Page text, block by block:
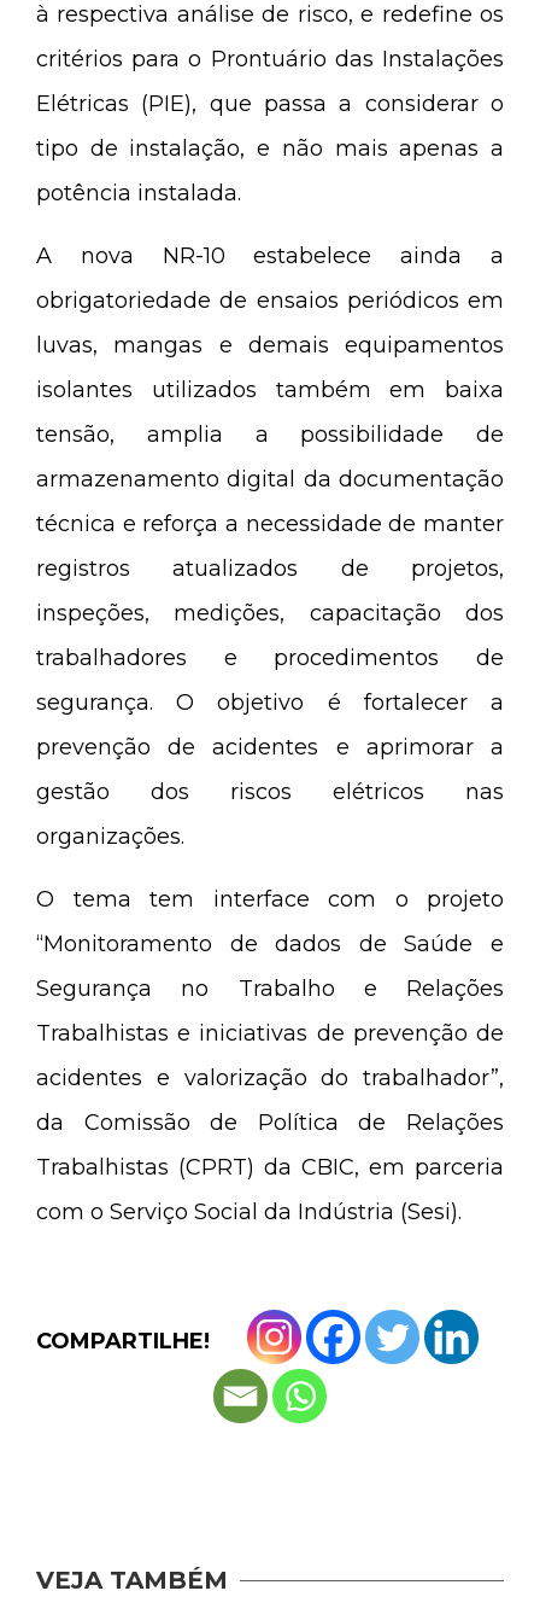
à respectiva análise de risco, e redefine os
critérios para o Prontuário das Instalações
Elétricas (PIE), que passa a considerar o
tipo de instalação, e não mais apenas a
potência instalada.
A nova NR-10 estabelece ainda a
obrigatoriedade de ensaios periódicos em
luvas, mangas e demais equipamentos
isolantes utilizados também em baixa
tensão, amplia a possibilidade de
armazenamento digital da documentação
técnica e reforça a necessidade de manter
registros atualizados de projetos,
inspeções, medições, capacitação dos
trabalhadores e procedimentos de
segurança. O objetivo é fortalecer a
prevenção de acidentes e aprimorar a
gestão dos riscos elétricos nas
organizações.
O tema tem interface com o projeto
“Monitoramento de dados de Saúde e
Segurança no Trabalho e Relações
Trabalhistas e iniciativas de prevenção de
acidentes e valorização do trabalhador”,
da Comissão de Política de Relações
Trabalhistas (CPRT) da CBIC, em parceria
com o Serviço Social da Indústria (Sesi).
COMPARTILHE!
VEJA TAMBÉM